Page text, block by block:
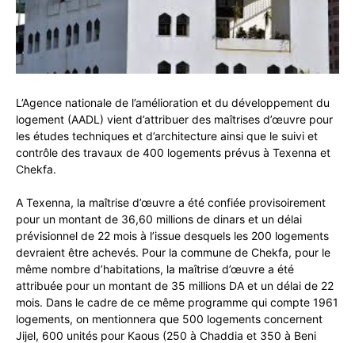
L’Agence nationale de l’amélioration et du développement du
logement (AADL) vient d’attribuer des maîtrises d’œuvre pour
les études techniques et d’architecture ainsi que le suivi et
contrôle des travaux de 400 logements prévus à Texenna et
Chekfa.
A Texenna, la maîtrise d’œuvre a été confiée provisoirement
pour un montant de 36,60 millions de dinars et un délai
prévisionnel de 22 mois à l’issue desquels les 200 logements
devraient être achevés. Pour la commune de Chekfa, pour le
même nombre d’habitations, la maîtrise d’œuvre a été
attribuée pour un montant de 35 millions DA et un délai de 22
mois. Dans le cadre de ce même programme qui compte 1961
logements, on mentionnera que 500 logements concernent
Jijel, 600 unités pour Kaous (250 à Chaddia et 350 à Beni